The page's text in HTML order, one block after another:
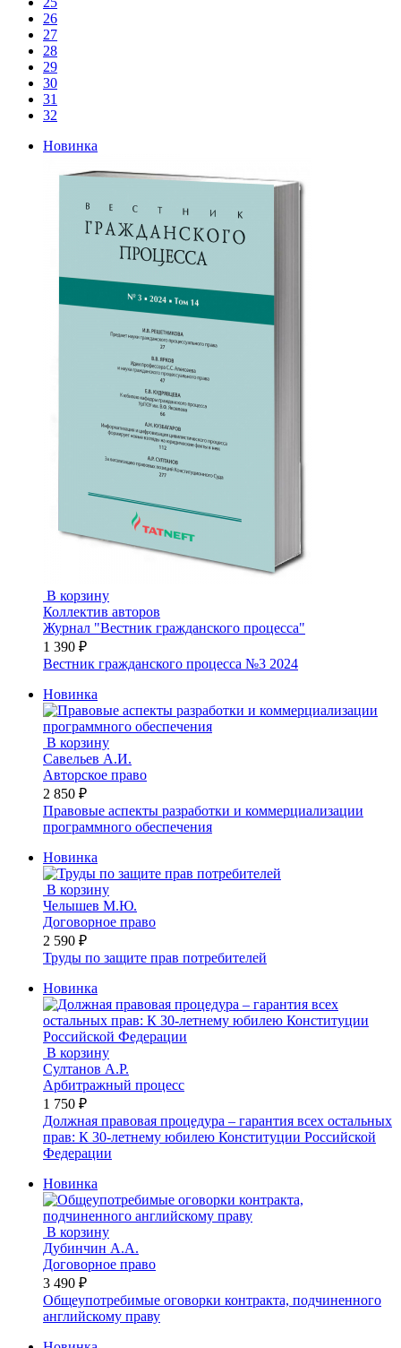
26
27
28
29
30
31
32
Новинка
В корзину
Коллектив авторов
Журнал "Вестник гражданского процесса"
1 390 ₽
Вестник гражданского процесса №3 2024
Новинка
В корзину
Савельев А.И.
Авторское право
2 850 ₽
Правовые аспекты разработки и коммерциализации
программного обеспечения
Новинка
В корзину
Челышев М.Ю.
Договорное право
2 590 ₽
Труды по защите прав потребителей
Новинка
В корзину
Султанов А.Р.
Арбитражный процесс
1 750 ₽
Должная правовая процедура – гарантия всех остальных
прав: К 30-летнему юбилею Конституции Российской
Федерации
Новинка
В корзину
Дубинчин А.А.
Договорное право
3 490 ₽
Общеупотребимые оговорки контракта, подчиненного
английскому праву